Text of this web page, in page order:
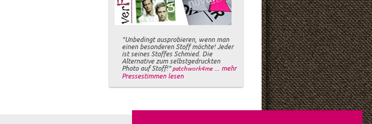
"Unbedingt ausprobieren, wenn man
einen besonderen Stoff möchte! Jeder
ist seines Stoffes Schmied. Die
Alternative zum selbstgedruckten
Photo auf Stoff!"patchwork4me ... mehr
Pressestimmen lesen